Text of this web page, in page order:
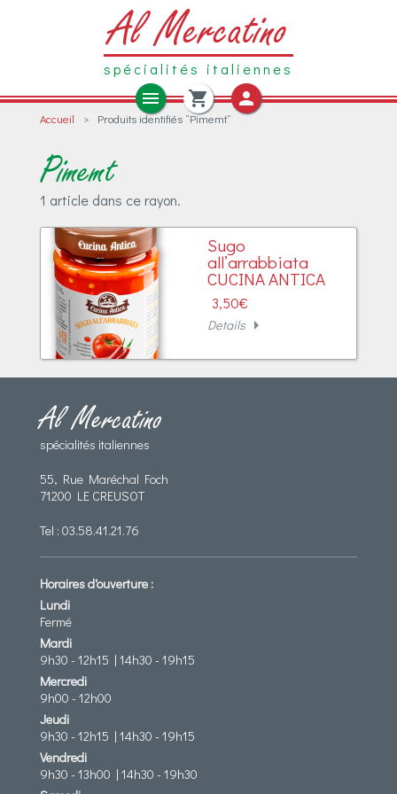
Al Mercatino
spécialités italiennes
menu shopping_cart person
Charcuteries
Antipasti
Pâtes Fraîches
Autres produits frais
Accueil > Produits identifiés “Pimemt”
Pimemt
1 article dans ce rayon.
Sugo
all’arrabbiata
CUCINA ANTICA
3,50€
Detailsarrow_right
Al Mercatino
spécialités italiennes
55, Rue Maréchal Foch
71200 LE CREUSOT
Tel : 03.58.41.21.76
Horaires d'ouverture :
Lundi
Fermé
Mardi
9h30 - 12h15 | 14h30 - 19h15
Mercredi
9h00 - 12h00
Jeudi
9h30 - 12h15 | 14h30 - 19h15
Vendredi
9h30 - 13h00 | 14h30 - 19h30